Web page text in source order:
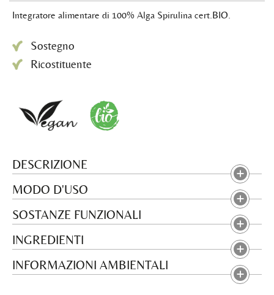
Integratore alimentare di 100% Alga Spirulina cert.BIO.
Sostegno
Ricostituente
DESCRIZIONE
MODO D'USO
SOSTANZE FUNZIONALI
INGREDIENTI
INFORMAZIONI AMBIENTALI